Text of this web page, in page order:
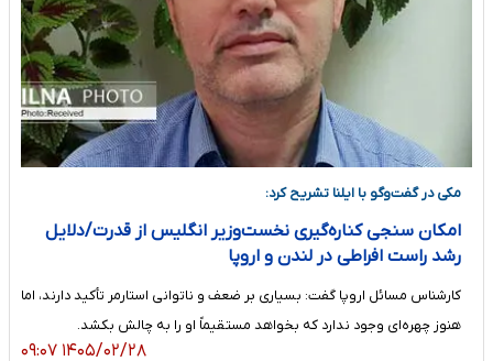
مکی در گفت‌وگو با ایلنا تشریح کرد:
امکان سنجی کناره‌گیری نخست‌وزیر انگلیس از قدرت/دلایل
رشد راست افراطی در لندن و اروپا
کارشناس مسائل اروپا گفت: بسیاری بر ضعف و ناتوانی استارمر تأکید دارند، اما
هنوز چهره‌ای وجود ندارد که بخواهد مستقیماً او را به چالش بکشد.
۱۴۰۵/۰۲/۲۸ ۰۹:۰۷